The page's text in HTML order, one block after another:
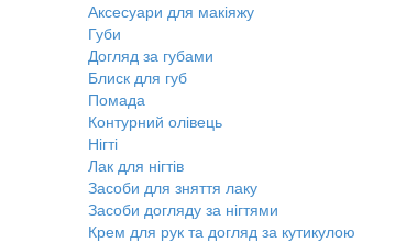
Аксесуари для макіяжу
Губи
Догляд за губами
Блиск для губ
Помада
Контурний олівець
Нігті
Лак для нігтів
Засоби для зняття лаку
Засоби догляду за нігтями
Крем для рук та догляд за кутикулою